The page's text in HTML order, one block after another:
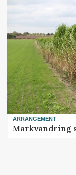
ARRANGEMENT
Markvandring